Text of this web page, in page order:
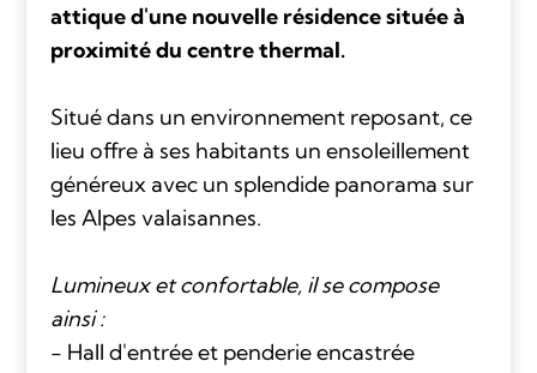
attique d'une nouvelle résidence située à
proximité du centre thermal.
Situé dans un environnement reposant, ce
lieu offre à ses habitants un ensoleillement
généreux avec un splendide panorama sur
les Alpes valaisannes.
Lumineux et confortable, il se compose
ainsi :
- Hall d'entrée et penderie encastrée